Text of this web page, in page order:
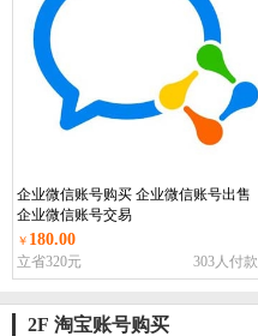
企业微信账号购买 企业微信账号出售
企业微信账号交易
￥ 180.00
立省320元 303人付款
2F 淘宝账号购买